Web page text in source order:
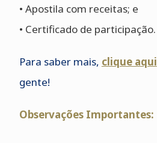
• Apostila com receitas; e
• Certificado de participação.
Para saber mais, clique aqui
gente!
Observações Importantes: